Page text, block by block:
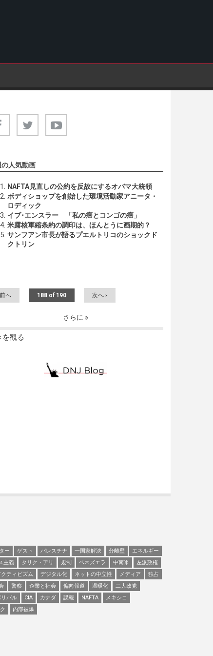
の人気動画
NAFTA見直しの公約を反故にするオバマ大統領
ボディショップを創始した環境活動家アニータ・
ロディック
イブ･エンスラー 「私の癌とコンゴの癌」
米露核軍縮条約の調印は、ほんとうに画期的？
サンフアン市長が語るプエルトリコのショックド
クトリン
へ 188 of 190 次へ ›
さらに
を観る
ー ゲスト パレスチナ 一国家解決 分離壁
エネルギー
主義 タリク・アリ 規制 ベネズエラ 中南米
左派政権
クティビズム デジタル化 ネットの中立性 メディア
独占
警察 企業と社会 偏向報道 温暖化
二大政党
リバル CIA カナダ 諜報 NAFTA
メキシコ
内部被爆